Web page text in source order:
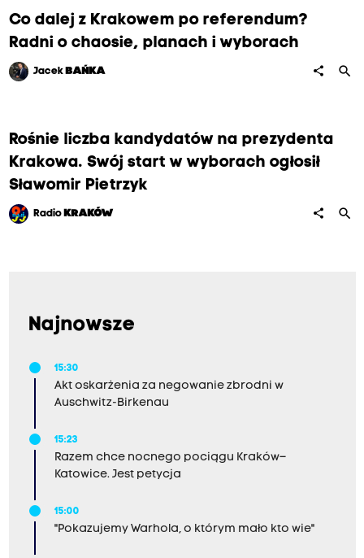
Co dalej z Krakowem po referendum?
Radni o chaosie, planach i wyborach
Jacek BAŃKA share search
Rośnie liczba kandydatów na prezydenta
Krakowa. Swój start w wyborach ogłosił
Sławomir Pietrzyk
Radio KRAKÓW share search
Najnowsze
15:30
Akt oskarżenia za negowanie zbrodni w
Auschwitz-Birkenau
15:23
Razem chce nocnego pociągu Kraków–
Katowice. Jest petycja
15:00
"Pokazujemy Warhola, o którym mało kto wie"